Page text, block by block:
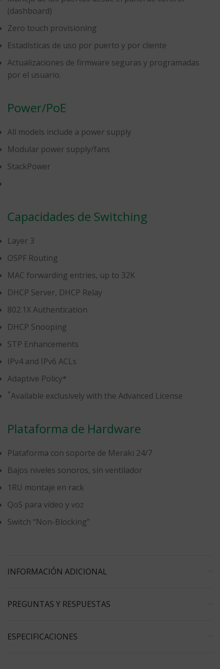
(dashboard)
Zero touch provisioning
Estadísticas de uso por puerto y por cliente
Actualizaciones de firmware seguras y programadas
por el usuario.
Power/PoE
All models include a power supply
Modular power supply/fans
StackPower
Capacidades de Switching
Layer 3
OSPF Routing
MAC forwarding entries, up to 32K
DHCP Server, DHCP Relay
802.1X Authentication
DHCP Snooping
STP Enhancements
IPv4 and IPv6 ACLs
Adaptive Policy*
*Available exclusively with the Advanced License
Plataforma de Hardware
Plataforma con soporte de Meraki 24/7
Bajos niveles sonoros, sin ventilador
1RU montaje en rack
QoS para vídeo y voz
Switch “Non-Blocking”
INFORMACIÓN ADICIONAL
PREGUNTAS Y RESPUESTAS
ESPECIFICACIONES